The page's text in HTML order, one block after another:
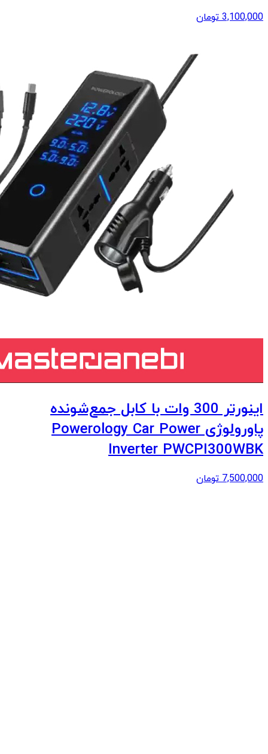
3,100,000 تومان
اینورتر 300 وات با کابل جمع‌شونده
پاورولوژی Powerology Car Power
Inverter PWCPI300WBK
7,500,000 تومان